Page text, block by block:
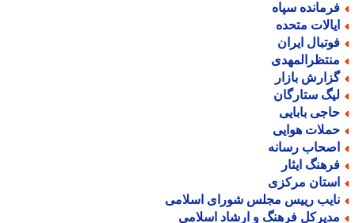
سپاه
متحده
ایران
بازار
ستارگان
بابایی
هوایی
رسانه
ایثار
مرکزی
رییس مجلس شورای اسلامی
فرهنگ و ارشاد اسلامی